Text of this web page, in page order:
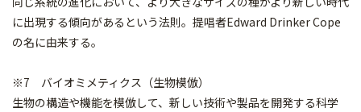
に出現する傾向があるという法則。提唱者Edward Drinker Cope
の名に由来する。
※7 バイオミメティクス（生物模倣）
生物の構造や機能を模倣して、新しい技術や製品を開発する科学